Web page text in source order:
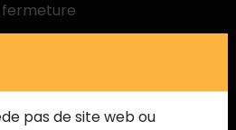
fermeture
pas de site web ou
est terminée